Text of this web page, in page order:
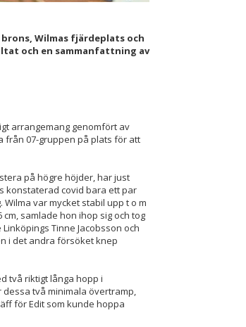
Wilmas fjärdeplats och
och en sammanfattning av
arrangemang genomfört av
från 07-gruppen på plats för att
på högre höjder, har just
konstaterad covid bara ett par
var mycket stabil upp t o m
samlade hon ihop sig och tog
Tinne Jacobsson och
i det andra försöket knep
två riktigt långa hopp i
två minimala övertramp,
för Edit som kunde hoppa